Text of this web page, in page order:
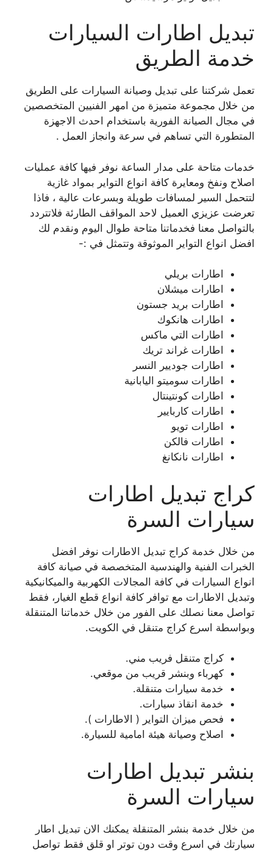
تبديل اطارات السيارات
خدمة الطريق
تعمل شركتنا على تبديل وصيانة السيارات على الطريق
من خلال مجموعة متميزة من امهر الفنيين المتخصصين
في مجال الصيانة الفورية باستخدام احدث الاجهزة
المتطورة التي تساهم في سرعة وانجاز العمل .
خدمات متاحة على مدار الساعة نوفر فيها كافة عمليات
اصلاح ونفخ ومعايرة كافة انواع التواير بمواد غازية
لتتحمل السير لمسافات طويلة وبسرعات عالية ، فاذا
تعرضت عزيزي العميل لاحد المواقف الطارئة فلاتتردد
بالتواصل معنا فخدماتنا متاحة طوال اليوم ونقدم لك
افضل انواع التواير الموثوقة وتتمثل في :-
اطارات بريلي
اطارات ميشلان
اطارات بريد جستون
اطارات هانكوك
اطارات التي ماكس
اطارات غراند تريك
اطارات جوديير النسر
اطارات سوميتو اليابانية
اطارات كونتينتال
اطارات كاربايير
اطارات تويو
اطارات فالكن
اطارات نانكانغ
كراج تبديل اطارات
سيارات السرة
من خلال خدمة كراج تبديل الاطارات نوفر افضل
الخبرات الفنية والهندسية المتخصصة في صيانة كافة
انواع السيارات في كافة المجالات الكهربية والميكانيكية
وتبديل الاطارات مع توافر كافة انواع قطع الغيار، فقط
تواصل معنا نصلك على الفور من خلال خدماتنا المتنقلة
وبواسطة اسرع كراج متنقل في الكويت.
كراج متنقل فريب مني.
كهرباء وبنشر قريب من موقعي.
خدمة سيارات متنقلة.
خدمة انقاذ سيارات.
فحص ميزان التواير ( الاطارات ).
اصلاح وصيانة هيئة امامية للسيارة.
بنشر تبديل اطارات
سيارات السرة
من خلال خدمة بنشر المتنقلة يمكنك الان تبديل اطار
سيارتك في اسرع وقت دون توتر او قلق فقط تواصل